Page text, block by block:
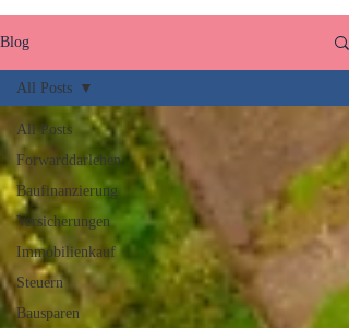
Blog
All Posts
Forwarddarlehen
Baufinanzierung
Versicherungen
Immobilienkauf
Steuern
Bausparen
All Posts